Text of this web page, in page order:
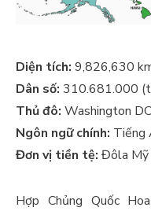
Diện tích: 9,826,630
Dân số: 310.681.000
Thủ đô: Washington DC
Ngôn ngữ chính: Tiếng
Đơn vị tiền tệ: Đôla Mỹ
Hợp Chủng Quốc